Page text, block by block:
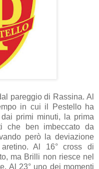
pareggio di Rassina. Al
in cui il Pestello ha
primi minuti, la prima
che ben imbeccato da
però la deviazione
Al 16° cross di
ma Brilli non riesce nel
Al 23° uno dei momenti